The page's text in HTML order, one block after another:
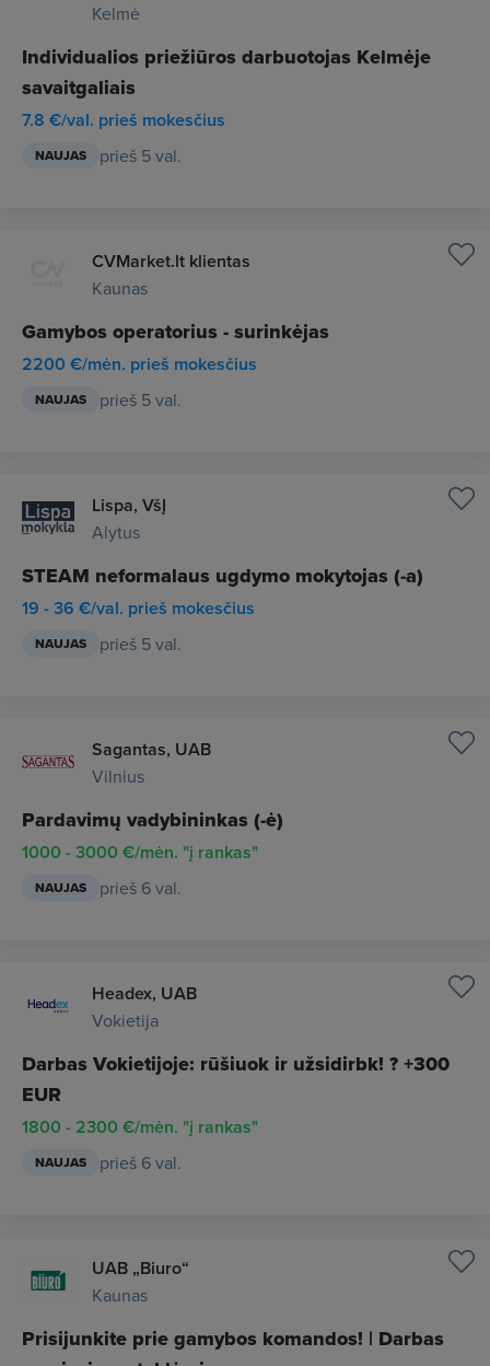
Kelmė
Individualios priežiūros darbuotojas Kelmėje
savaitgaliais
7.8 €/val. prieš mokesčius
NAUJAS prieš 5 val.
CVMarket.lt klientas
Kaunas
Gamybos operatorius - surinkėjas
2200 €/mėn. prieš mokesčius
NAUJAS prieš 5 val.
Lispa, VšĮ
Alytus
STEAM neformalaus ugdymo mokytojas (-a)
19 - 36 €/val. prieš mokesčius
NAUJAS prieš 5 val.
Sagantas, UAB
Vilnius
Pardavimų vadybininkas (-ė)
1000 - 3000 €/mėn. "į rankas"
NAUJAS prieš 6 val.
Headex, UAB
Vokietija
Darbas Vokietijoje: rūšiuok ir užsidirbk! ? +300
EUR
1800 - 2300 €/mėn. "į rankas"
NAUJAS prieš 6 val.
UAB „Biuro“
Kaunas
Prisijunkite prie gamybos komandos! | Darbas